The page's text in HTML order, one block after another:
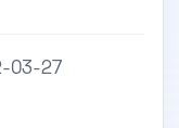
03-27